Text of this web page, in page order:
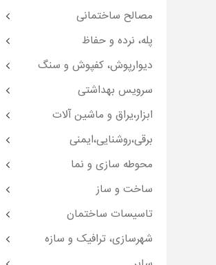
مصالح ساختمانی
پله، نرده و حفاظ
دیوارپوش، کفپوش و سنگ
سرویس بهداشتی
ابزار،یراق و ماشین آلات
برقی،روشنایی،ایمنی
محوطه سازی و نما
ساخت و ساز
تاسیسات ساختمان
شهرسازی، ترافیک و سازه